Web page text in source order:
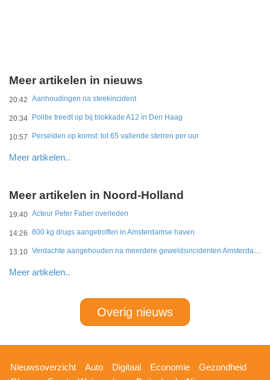
Meer artikelen in nieuws
20:42 Aanhoudingen na steekincident
20:34 Politie treedt op bij blokkade A12 in Den Haag
10:57 Perseïden op komst: tot 65 vallende sterren per uur
Meer artikelen..
Meer artikelen in Noord-Holland
19:40 Acteur Peter Faber overleden
14:26 800 kg drugs aangetroffen in Amsterdamse haven
13:10 Verdachte aangehouden na meerdere geweldsincidenten Amsterdam-West
Meer artikelen..
Overig nieuws
Hoofdnavigatie
Nieuwsoverzicht Auto Digitaal Economie
Gezondheid